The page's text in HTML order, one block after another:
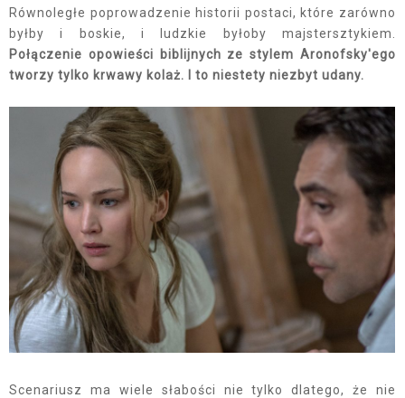
Równoległe poprowadzenie historii postaci, które zarówno
byłby i boskie, i ludzkie byłoby majstersztykiem.
Połączenie opowieści biblijnych ze stylem Aronofsky'ego
tworzy tylko krwawy kolaż. I to niestety niezbyt udany.
Scenariusz ma wiele słabości nie tylko dlatego, że nie